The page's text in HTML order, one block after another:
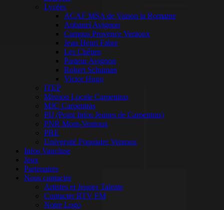
Lycées
ACAF MSA de Vaison la Romaine
Aubanel Avignon
Campus Provence Ventoux
Jean Henri Fabre
Les Chênes
Pasteur Avignon
Robert Schuman
Victor Hugo
ITEP
Mission Locale Carpentras
MJC Carpentras
PIJ (Point Infos Jeunes de Carpentras)
PNR Mont-Ventoux
PRE
Université Populaire Ventoux
Infos Vaucluse
Jeux
Partenaires
Nous contacter
Artistes et Jeunes Talents
Contacter RTV FM
Notre Logo